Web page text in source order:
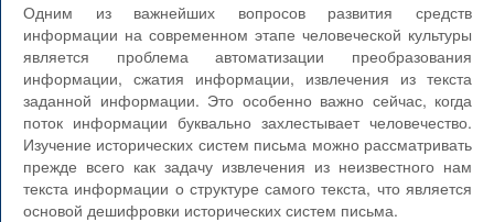
Одним из важнейших вопросов развития средств
информации на современном этапе человеческой культуры
является проблема автоматизации преобразования
информации, сжатия информации, извлечения из текста
заданной информации. Это особенно важно сейчас, когда
поток информации буквально захлестывает человечество.
Изучение исторических систем письма можно рассматривать
прежде всего как задачу извлечения из неизвестного нам
текста информации о структуре самого текста, что является
основой дешифровки исторических систем письма.